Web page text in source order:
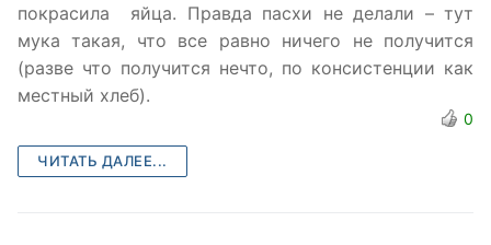
покрасила яйца. Правда пасхи не делали – тут
мука такая, что все равно ничего не получится
(разве что получится нечто, по консистенции как
местный хлеб).
0
ЧИТАТЬ ДАЛЕЕ...